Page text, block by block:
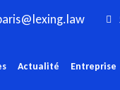
Actualité Entreprise